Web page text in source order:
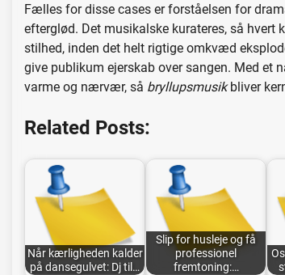
Fælles for disse cases er forståelsen for
efterglød. Det musikalske kurateres, så
stilhed, inden det helt rigtige omkvæd
give publikum ejerskab over sangen. Med et
varme og nærvær, så bryllupsmusikbliver
Related Posts:
Når kærligheden kalder
på dansegulvet: Dj til…
Slip for husleje og få
professionel
fremtoning:…